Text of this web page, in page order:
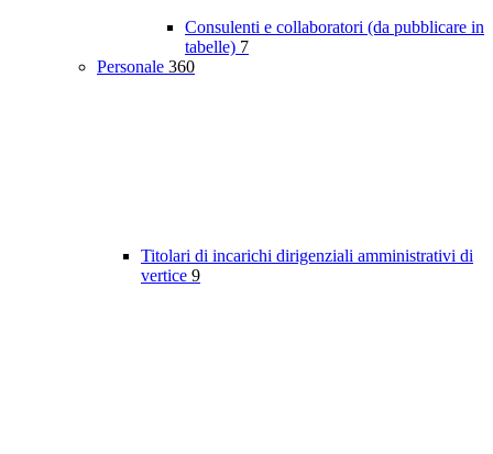
Consulenti e collaboratori (da pubblicare in
tabelle) 7
Personale 360
Titolari di incarichi dirigenziali amministrativi di
vertice 9